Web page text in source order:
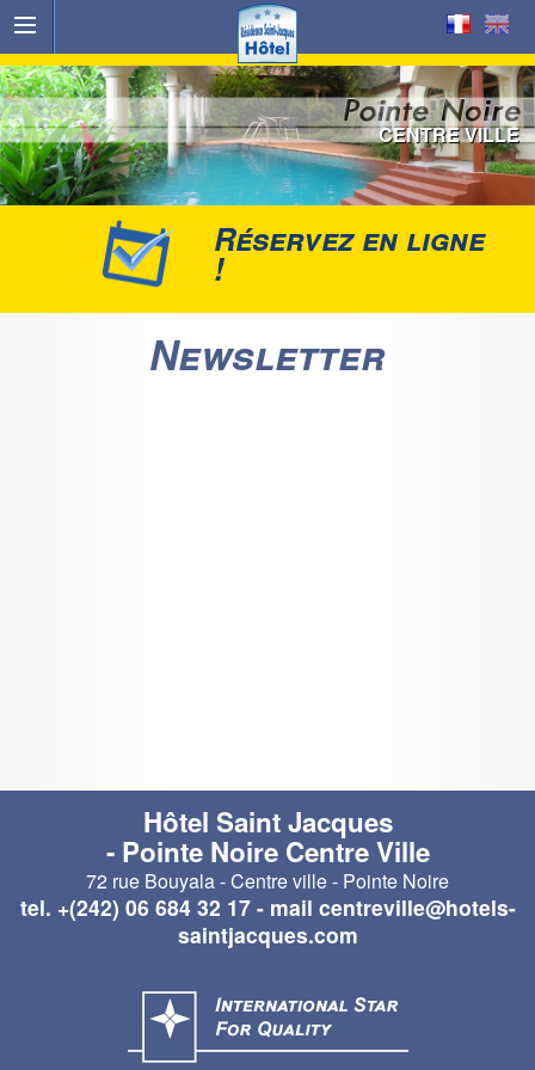
CENTRE VILLE
Réservez en ligne
!
Newsletter
Hôtel Saint Jacques
- Pointe Noire Centre Ville
72 rue Bouyala - Centre ville - Pointe Noire
tel. +(242) 06 684 32 17 - mail centreville@hotels-
saintjacques.com